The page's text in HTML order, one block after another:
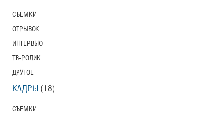
СЪЕМКИ
ОТРЫВОК
ИНТЕРВЬЮ
ТВ-РОЛИК
ДРУГОЕ
КАДРЫ (18)
СЪЕМКИ